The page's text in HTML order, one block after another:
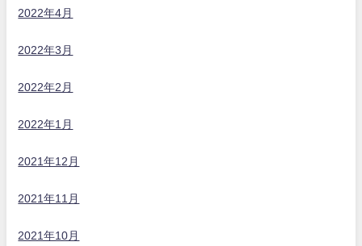
2022年4月
2022年3月
2022年2月
2022年1月
2021年12月
2021年11月
2021年10月